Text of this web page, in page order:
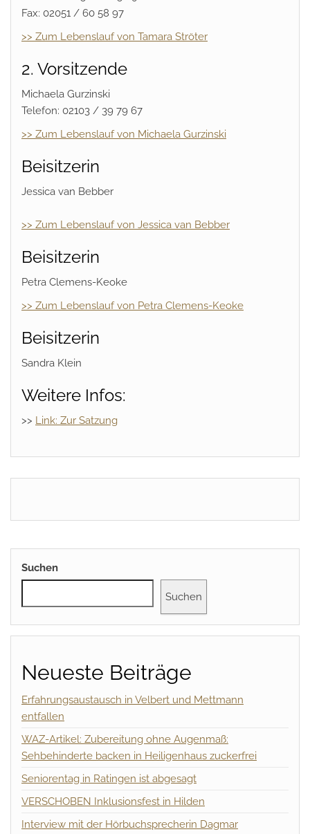
Fax: 02051 / 60 58 97
>> Zum Lebenslauf von Tamara Ströter
2. Vorsitzende
Michaela Gurzinski
Telefon: 02103 / 39 79 67
>> Zum Lebenslauf von Michaela Gurzinski
Beisitzerin
Jessica van Bebber
>> Zum Lebenslauf von Jessica van Bebber
Beisitzerin
Petra Clemens-Keoke
>> Zum Lebenslauf von Petra Clemens-Keoke
Beisitzerin
Sandra Klein
Weitere Infos:
>> Link: Zur Satzung
Suchen
Suchen
Neueste Beiträge
Erfahrungsaustausch in Velbert und Mettmann
entfallen
WAZ-Artikel: Zubereitung ohne Augenmaß:
Sehbehinderte backen in Heiligenhaus zuckerfrei
Seniorentag in Ratingen ist abgesagt
VERSCHOBEN Inklusionsfest in Hilden
Interview mit der Hörbuchsprecherin Dagmar